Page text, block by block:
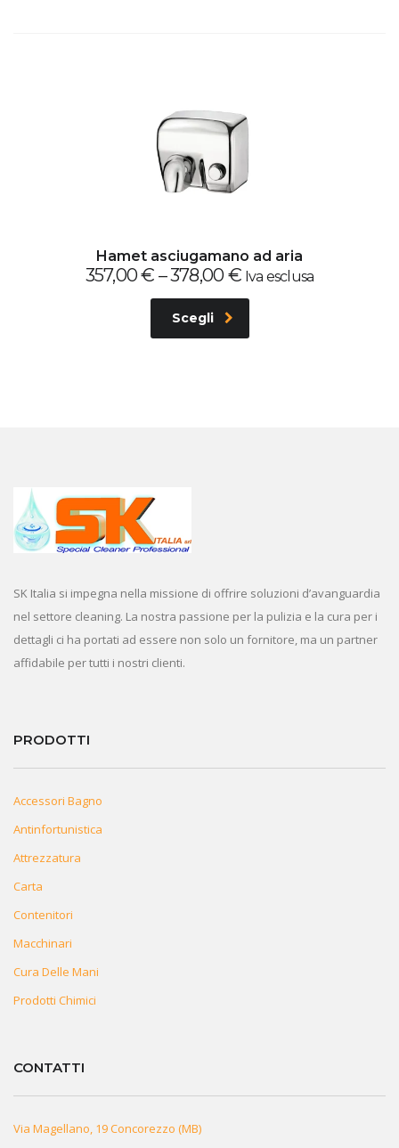
Hamet asciugamano ad aria
357,00€ –378,00 € Iva esclusa
Scegli
SK Italia si impegna nella missione di offrire soluzioni d’avanguardia
nel settore cleaning. La nostra passione per la pulizia e la cura per i
dettagli ci ha portati ad essere non solo un fornitore, ma un partner
affidabile per tutti i nostri clienti.
PRODOTTI
Accessori Bagno
Antinfortunistica
Attrezzatura
Carta
Contenitori
Macchinari
Cura Delle Mani
Prodotti Chimici
CONTATTI
Via Magellano, 19 Concorezzo (MB)